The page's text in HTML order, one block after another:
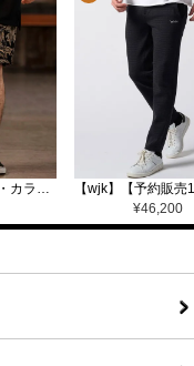
【予約販売サイズ・カラーにより納期異なる】【CAMBIO(カンビオ)】Gobelin Short Pants ショートパンツ(CAM25SS-002)
¥46,200